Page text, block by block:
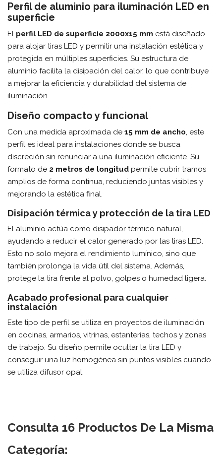
Perfil de aluminio para iluminación LED en
superficie
El perfil LED de superficie 2000x15 mm está diseñado
para alojar tiras LED y permitir una instalación estética y
protegida en múltiples superficies. Su estructura de
aluminio facilita la disipación del calor, lo que contribuye
a mejorar la eficiencia y durabilidad del sistema de
iluminación.
Diseño compacto y funcional
Con una medida aproximada de 15 mm de ancho, este
perfil es ideal para instalaciones donde se busca
discreción sin renunciar a una iluminación eficiente. Su
formato de 2 metros de longitud permite cubrir tramos
amplios de forma continua, reduciendo juntas visibles y
mejorando la estética final.
Disipación térmica y protección de la tira LED
El aluminio actúa como disipador térmico natural,
ayudando a reducir el calor generado por las tiras LED.
Esto no solo mejora el rendimiento lumínico, sino que
también prolonga la vida útil del sistema. Además,
protege la tira frente al polvo, golpes o humedad ligera.
Acabado profesional para cualquier
instalación
Este tipo de perfil se utiliza en proyectos de iluminación
en cocinas, armarios, vitrinas, estanterías, techos y zonas
de trabajo. Su diseño permite ocultar la tira LED y
conseguir una luz homogénea sin puntos visibles cuando
se utiliza difusor opal.
Consulta 16 Productos De La Misma
Categoría: